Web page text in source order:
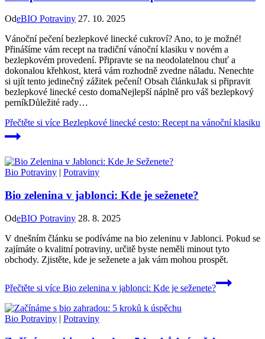
OdeBIO Potraviny 27. 10. 2025
Vánoční pečení bezlepkové linecké cukroví? Ano, to je možné!
Přinášíme vám recept na tradiční vánoční klasiku v novém a
bezlepkovém provedení. Připravte se na neodolatelnou chuť a
dokonalou křehkost, která vám rozhodně zvedne náladu. Nenechte
si ujít tento jedinečný zážitek pečení! Obsah článkuJak si připravit
bezlepkové linecké cesto domaNejlepší náplně pro váš bezlepkový
perníkDůležité rady…
Přečtěte si více Bezlepkové linecké cesto: Recept na vánoční klasiku
Bio Potraviny | Potraviny
Bio zelenina v jablonci: Kde je seženete?
OdeBIO Potraviny 28. 8. 2025
V dnešním článku se podíváme na bio zeleninu v Jablonci. Pokud se
zajímáte o kvalitní potraviny, určitě byste neměli minout tyto
obchody. Zjistěte, kde je seženete a jak vám mohou prospět.
Přečtěte si více Bio zelenina v jablonci: Kde je seženete?
Bio Potraviny | Potraviny